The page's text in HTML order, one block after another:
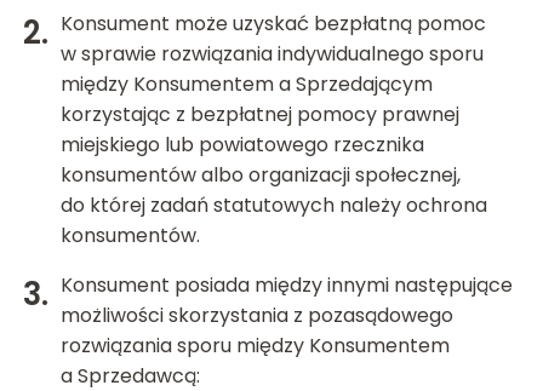
Konsument może uzyskać bezpłatną pomoc
w sprawie rozwiązania indywidualnego sporu
między Konsumentem a Sprzedającym
korzystając z bezpłatnej pomocy prawnej
miejskiego lub powiatowego rzecznika
konsumentów albo organizacji społecznej,
do której zadań statutowych należy ochrona
konsumentów.
Konsument posiada między innymi następujące
możliwości skorzystania z pozasądowego
rozwiązania sporu między Konsumentem
a Sprzedawcą: